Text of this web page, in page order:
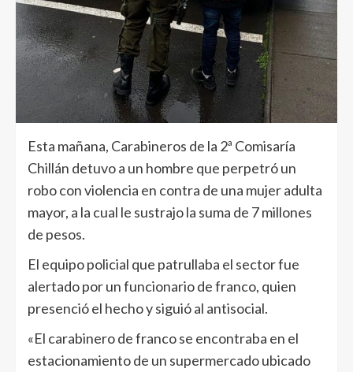
Esta mañana, Carabineros de la 2ª Comisaría
Chillán detuvo a un hombre que perpetró un
robo con violencia en contra de una mujer adulta
mayor, a la cual le sustrajo la suma de 7 millones
de pesos.
El equipo policial que patrullaba el sector fue
alertado por un funcionario de franco, quien
presenció el hecho y siguió al antisocial.
«El carabinero de franco se encontraba en el
estacionamiento de un supermercado ubicado